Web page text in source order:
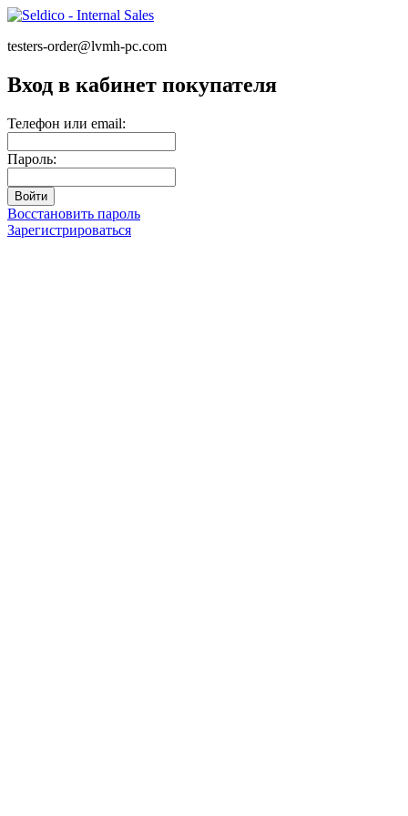
testers-order@lvmh-pc.com
Вход в кабинет покупателя
Телефон или email:
Пароль:
Восстановить пароль
Зарегистрироваться